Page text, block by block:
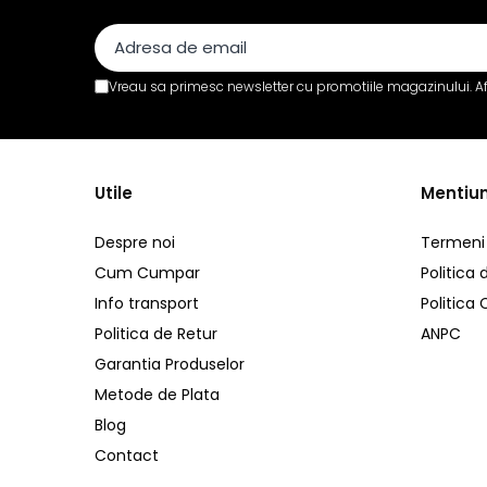
Stative pentru microfon
Stative pentru lumini
Accesorii stative
Case-uri Echipamente Audio
Case-uri Echipamente Lumini
Case-uri Rack
Case-uri Multifunctionale
Stalpi Delimitare
Vreau sa primesc newsletter cu promotiile magazinului.
Utile
Despre noi
Cum Cumpar
Info transport
Politica de Retur
Garantia Produselor
Metode de Plata
Blog
Contact
Politica
Politica
ANPC